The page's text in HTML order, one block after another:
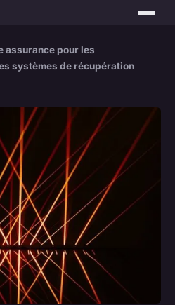
assurance pour les
systèmes de récupération